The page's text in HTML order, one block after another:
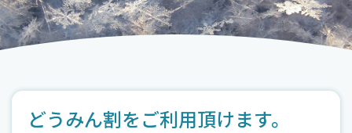
どうみん割をご利用頂けます。